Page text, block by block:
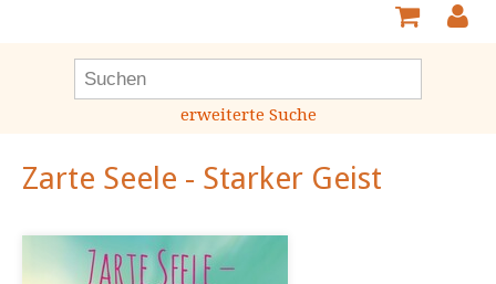
erweiterte Suche
Zarte Seele - Starker Geist